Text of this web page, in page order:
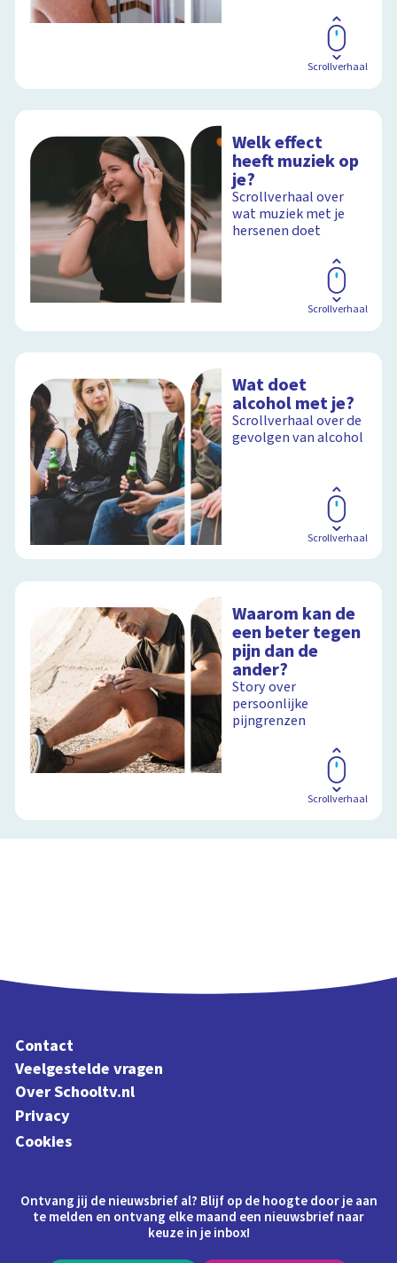
Scrollverhaal
Welk effect
heeft muziek op
je?
Scrollverhaal over
wat muziek met je
hersenen doet
Scrollverhaal
Wat doet
alcohol met je?
Scrollverhaal over de
gevolgen van alcohol
Scrollverhaal
Waarom kan de
een beter tegen
pijn dan de
ander?
Story over
persoonlijke
pijngrenzen
Scrollverhaal
Contact
Veelgestelde vragen
Over Schooltv.nl
Privacy
Cookies
Ontvang jij de nieuwsbrief al? Blijf op de hoogte door je aan
te melden en ontvang elke maand een nieuwsbrief naar
keuze in je inbox!